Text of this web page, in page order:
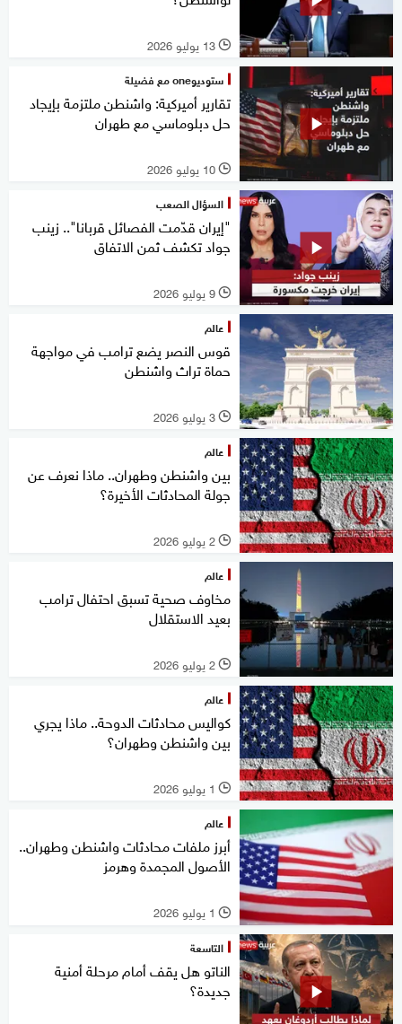
l 13 يوليو 2026
ستوديوone مع فضيلة
تقارير أميركية: واشنطن ملتزمة بإيجاد
حل دبلوماسي مع طهران
l 10 يوليو 2026
السؤال الصعب
"إيران قدّمت الفصائل قربانا".. زينب
جواد تكشف ثمن الاتفاق
l 9 يوليو 2026
عالم
قوس النصر يضع ترامب في مواجهة
حماة تراث واشنطن
l 3 يوليو 2026
عالم
بين واشنطن وطهران.. ماذا نعرف عن
جولة المحادثات الأخيرة؟
l 2 يوليو 2026
عالم
مخاوف صحية تسبق احتفال ترامب
بعيد الاستقلال
l 2 يوليو 2026
عالم
كواليس محادثات الدوحة.. ماذا يجري
بين واشنطن وطهران؟
l 1 يوليو 2026
عالم
أبرز ملفات محادثات واشنطن وطهران..
الأصول المجمدة وهرمز
l 1 يوليو 2026
التاسعة
الناتو هل يقف أمام مرحلة أمنية
جديدة؟